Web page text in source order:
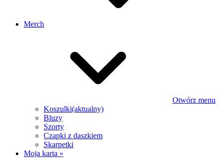
Merch
Otwórz menu
Koszulki(aktualny)
Bluzy
Szorty
Czapki z daszkiem
Skarpetki
Moja karta »